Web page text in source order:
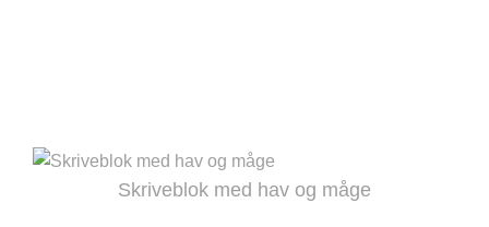
Skriveblok med hav og måge